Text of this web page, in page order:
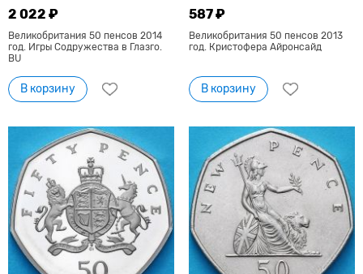
2 022 ₽
Великобритания 50 пенсов 2014
год. Игры Содружества в Глазго.
BU
В корзину
587 ₽
Великобритания 50 пенсов 2013
год. Кристофера Айронсайд
В корзину